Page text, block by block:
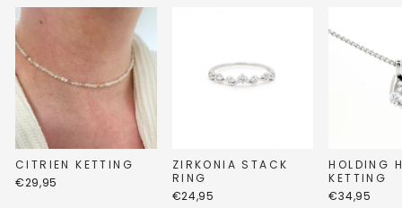
CITRIEN KETTING
€29,95
ZIRKONIA STACK
RING
€24,95
HOLDING
KETTING
€34,95